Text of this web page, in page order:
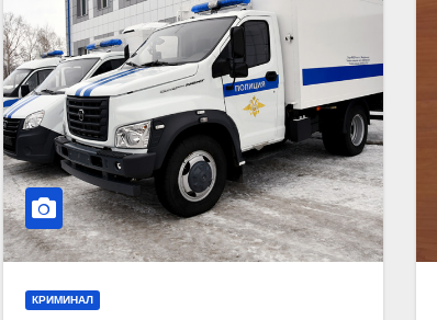
КРИМИНАЛ